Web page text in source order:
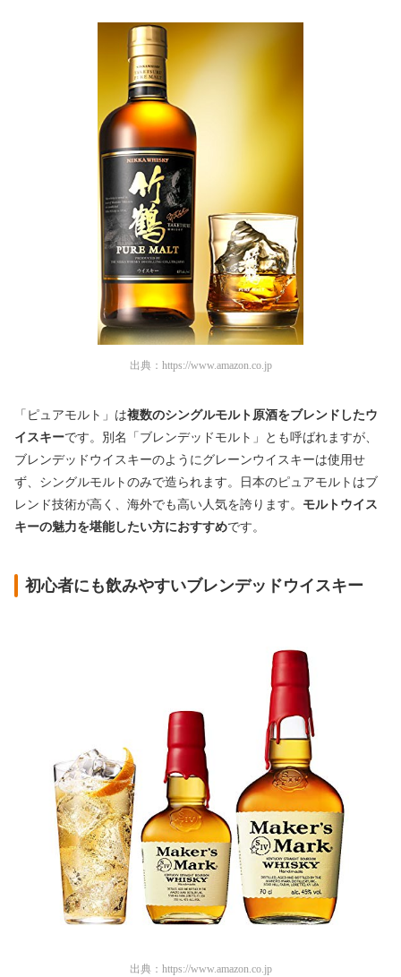
出典： https://www.amazon.co.jp
「ピュアモルト」は複数のシングルモルト原酒をブレンドしたウ
イスキーです。別名「ブレンデッドモルト」とも呼ばれますが、
ブレンデッドウイスキーのようにグレーンウイスキーは使用せ
ず、シングルモルトのみで造られます。日本のピュアモルトはブ
レンド技術が高く、海外でも高い人気を誇ります。 モルトウイス
キーの魅力を堪能したい方におすすめです。
初心者にも飲みやすいブレンデッドウイスキー
出典： https://www.amazon.co.jp